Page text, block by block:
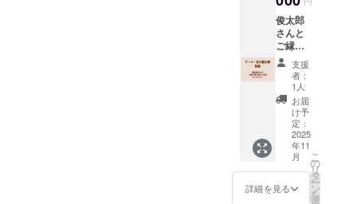
［テー
マ：谷
川俊太
郎］
６セッ
ト ※詩
集は
60~80
ページ
程度、
ツヅル
は64
ページ
を予定
してい
俊太郎
さんと
ご縁の
深い詩
人たち
による
アンソ
ロジー
［テー
マ：谷
川俊太
郎］詩
集本体
５冊 +
俊カ
支援
者：
1人
お届
け予
定：
2025
年11
月
詳細を見る
こ
の
リ
タ
ー
ン
を